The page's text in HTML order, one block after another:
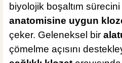
biyolojik boşaltım
anatomisine uygun
çeker. Geleneksel bir
çömelme açısını